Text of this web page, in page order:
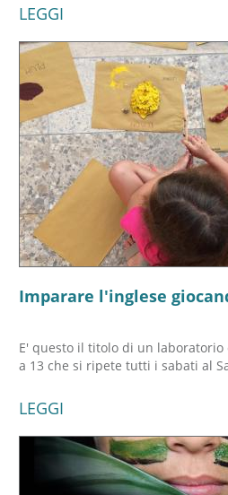
LEGGI
Imparare l'inglese
E' questo il titolo di un
a 13 che si ripete tutti i sabati al
LEGGI